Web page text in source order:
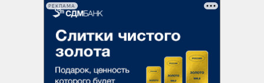
РЕКЛАМА